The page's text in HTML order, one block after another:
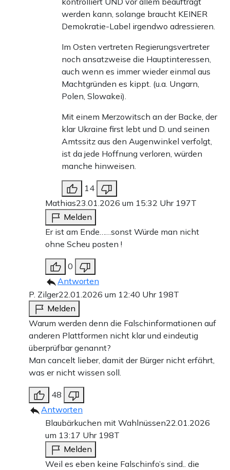
werden kann, solange braucht KEINER
Demokratie-Label irgendwo adressieren.
Im Osten vertreten Regierungsvertreter
noch ansatzweise die Hauptinteressen,
auch wenn es immer wieder einmal aus
Machtgründen es kippt. (u.a. Ungarn,
Polen, Slowakei).
Mit einem Merzowitsch an der Backe, der
klar Ukraine first lebt und D. und seinen
Amtssitz aus den Augenwinkel verfolgt,
ist da jede Hoffnung verloren, würden
manche hinweisen.
14
Mathias23.01.2026 um 15:32 Uhr 197T
Melden
Er ist am Ende……sonst Würde man nicht
ohne Scheu posten !
0
Antworten
P. Zilger22.01.2026 um 12:40 Uhr 198T
Melden
Warum werden denn die Falschinformationen auf
anderen Plattformen nicht klar und eindeutig
überprüfbar genannt?
Man cancelt lieber, damit der Bürger nicht erfährt,
was er nicht wissen soll.
48
Antworten
Blaubärkuchen mit Wahlnüssen22.01.2026
um 13:17 Uhr 198T
Melden
Weil es eben keine Falschinfo’s sind.. die